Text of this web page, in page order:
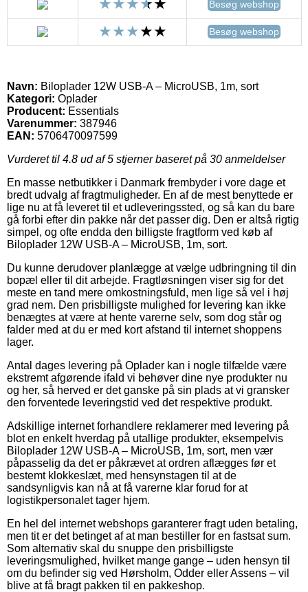
Besøg webshop
Besøg webshop
Navn: Biloplader 12W USB-A – MicroUSB, 1m, sort
Kategori: Oplader
Producent: Essentials
Varenummer: 387946
EAN: 5706470097599
Vurderet til 4.8 ud af 5 stjerner baseret på 30 anmeldelser
En masse netbutikker i Danmark frembyder i vore dage et
bredt udvalg af fragtmuligheder. En af de mest benyttede er
lige nu at få leveret til et udleveringssted, og så kan du bare
gå forbi efter din pakke når det passer dig. Den er altså rigtig
simpel, og ofte endda den billigste fragtform ved køb af
Biloplader 12W USB-A – MicroUSB, 1m, sort.
Du kunne derudover planlægge at vælge udbringning til din
bopæl eller til dit arbejde. Fragtløsningen viser sig for det
meste en tand mere omkostningsfuld, men lige så vel i høj
grad nem. Den prisbilligste mulighed for levering kan ikke
benægtes at være at hente varerne selv, som dog står og
falder med at du er med kort afstand til internet shoppens
lager.
Antal dages levering på Oplader kan i nogle tilfælde være
ekstremt afgørende ifald vi behøver dine nye produkter nu
og her, så herved er det ganske på sin plads at vi gransker
den forventede leveringstid ved det respektive produkt.
Adskillige internet forhandlere reklamerer med levering på
blot en enkelt hverdag på utallige produkter, eksempelvis
Biloplader 12W USB-A – MicroUSB, 1m, sort, men vær
påpasselig da det er påkrævet at ordren aflægges før et
bestemt klokkeslæt, med hensynstagen til at de
sandsynligvis kan nå at få varerne klar forud for at
logistikpersonalet tager hjem.
En hel del internet webshops garanterer fragt uden betaling,
men tit er det betinget af at man bestiller for en fastsat sum.
Som alternativ skal du snuppe den prisbilligste
leveringsmulighed, hvilket mange gange – uden hensyn til
om du befinder sig ved Hørsholm, Odder eller Assens – vil
blive at få bragt pakken til en pakkeshop.